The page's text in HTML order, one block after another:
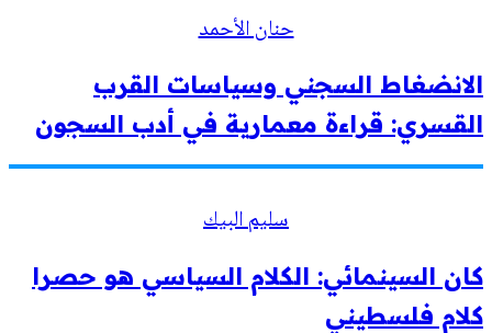
حنان الأحمد
الانضغاط السجني وسياسات القرب
القسري: قراءة معمارية في أدب السجون
سليم البيك
كان السينمائي: الكلام السياسي هو حصرا
كلام فلسطيني